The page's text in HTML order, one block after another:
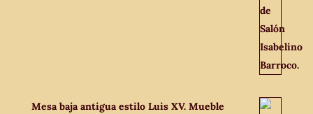
Mesa baja antigua estilo Luis XV. Mueble